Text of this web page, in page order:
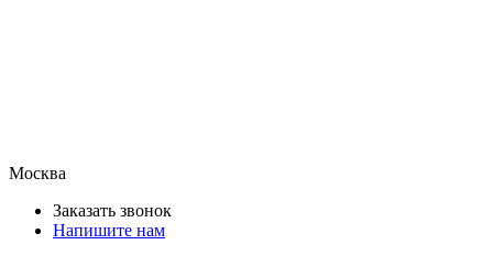
Москва
Заказать звонок
Напишите нам